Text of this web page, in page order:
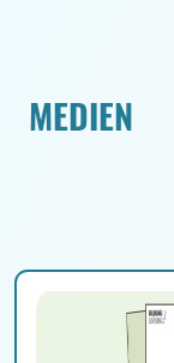
MEDIEN